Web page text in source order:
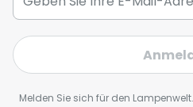
Melden Sie sich für den